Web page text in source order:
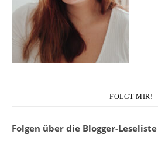
FOLGT MIR!
Folgen über die Blogger-Leseliste